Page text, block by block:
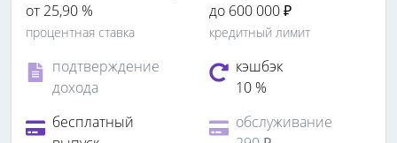
от 25,90 %
процентная ставка
до 600 000 ₽
кредитный лимит
подтверждение
дохода
кэшбэк
10 %
бесплатный
обслуживание